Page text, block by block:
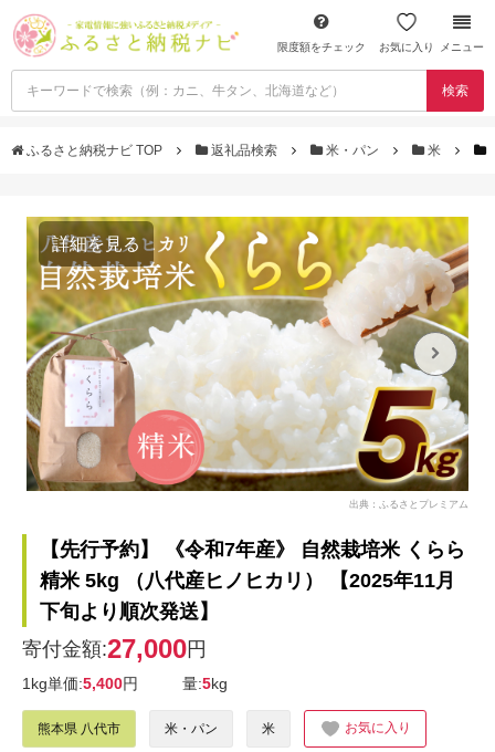
限度額をチェック お気に入り メニュー
検索
ふるさと納税ナビ TOP 返礼品検索 米・パン 米
詳細を見る
出典：ふるさとプレミアム
【先行予約】 《令和7年産》 自然栽培米 くらら
精米 5kg （八代産ヒノヒカリ） 【2025年11月
下旬より順次発送】
寄付金額:27,000円
1kg単価:5,400円 量:5kg
熊本県 八代市 米・パン 米 お気に入り